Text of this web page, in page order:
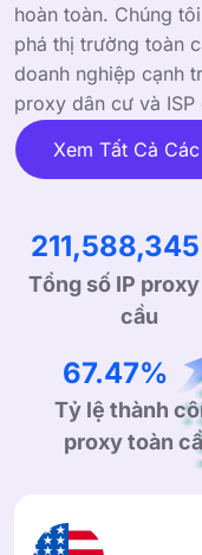
hoàn toàn. Chúng
phá thị trường toàn
doanh nghiệp cạnh
proxy dân cư và ISP
Xem Tất Cả
Tổng số IP
cầu
99.90%
Tỷ lệ thành
proxy toàn